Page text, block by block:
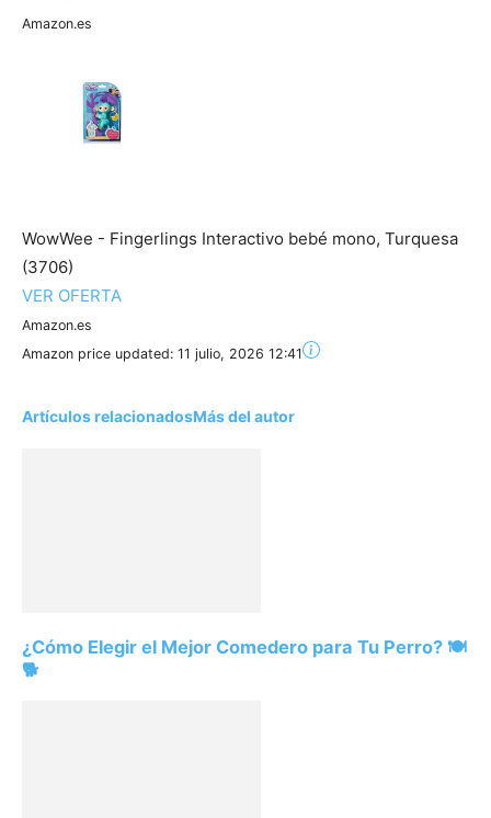
Amazon.es
WowWee - Fingerlings Interactivo bebé mono, Turquesa
(3706)
VER OFERTA
Amazon.es
Amazon price updated: 11 julio, 2026 12:41
Artículos relacionadosMás del autor
¿Cómo Elegir el Mejor Comedero para Tu Perro? 🍽️
🐕